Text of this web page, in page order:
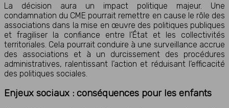
La décision aura un impact politique majeur. Une
condamnation du CME pourrait remettre en cause le rôle des
associations dans la mise en œuvre des politiques publiques
et fragiliser la confiance entre l’État et les collectivités
territoriales. Cela pourrait conduire à une surveillance accrue
des associations et à un durcissement des procédures
administratives, ralentissant l’action et réduisant l’efficacité
des politiques sociales.
Enjeux sociaux : conséquences pour les enfants